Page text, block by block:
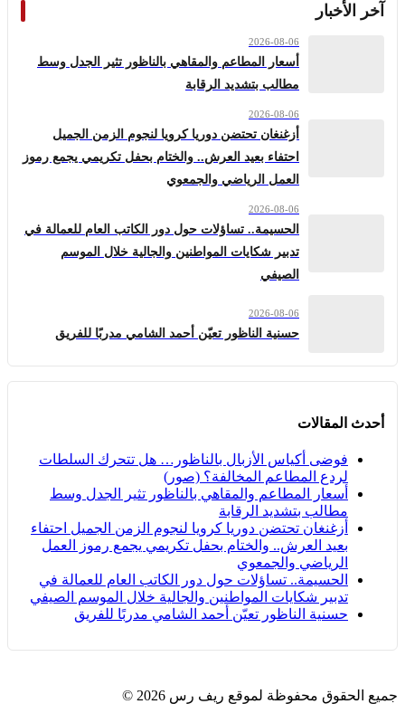
آخر الأخبار
2026-08-06
أسعار المطاعم والمقاهي بالناظور تثير الجدل وسط
مطالب بتشديد الرقابة
2026-08-06
أزغنغان تحتضن دوريا كرويا لنجوم الزمن الجميل
احتفاء بعيد العرش.. والختام بحفل تكريمي يجمع رموز
العمل الرياضي والجمعوي
2026-08-06
الحسيمة.. تساؤلات حول دور الكاتب العام للعمالة في
تدبير شكايات المواطنين والجالية خلال الموسم
الصيفي
2026-08-06
حسنية الناظور تعيّن أحمد الشامي مدربًا للفريق
أحدث المقالات
فوضى أكياس الأزبال بالناظور… هل تتحرك السلطات
لردع المطاعم المخالفة؟ (صور)
أسعار المطاعم والمقاهي بالناظور تثير الجدل وسط
مطالب بتشديد الرقابة
أزغنغان تحتضن دوريا كرويا لنجوم الزمن الجميل احتفاء
بعيد العرش.. والختام بحفل تكريمي يجمع رموز العمل
الرياضي والجمعوي
الحسيمة.. تساؤلات حول دور الكاتب العام للعمالة في
تدبير شكايات المواطنين والجالية خلال الموسم الصيفي
حسنية الناظور تعيّن أحمد الشامي مدربًا للفريق
جميع الحقوق محفوظة لموقع ريف رس 2026 ©